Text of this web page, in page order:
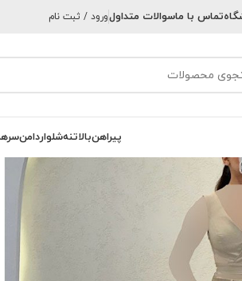
تماس با ماسوالات متداولورود / ثبت نام
پیراهنبالاتنهشلواردامن